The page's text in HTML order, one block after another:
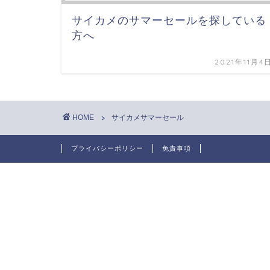
サイカメのサマーセールを探している
方へ
2021年11月4
HOME サイカメサマーセール
プライバシーポリシー 免責事項